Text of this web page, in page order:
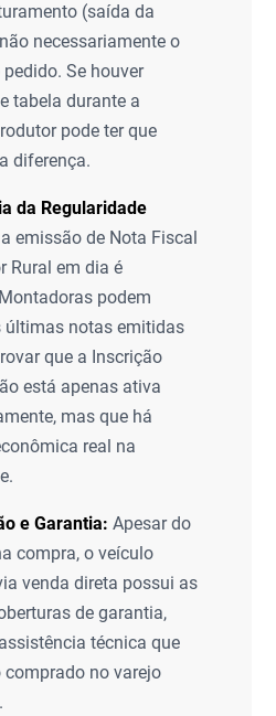
(saída da
necessariamente o
Se houver
tabela durante a
pode ter que
diferença.
da Regularidade
emissão de Nota Fiscal
Rural em dia é
podem
últimas notas emitidas
que a Inscrição
está apenas ativa
mas que há
real na
e Garantia: Apesar do
compra, o veículo
venda direta possui as
de garantia,
técnica que
comprado no varejo